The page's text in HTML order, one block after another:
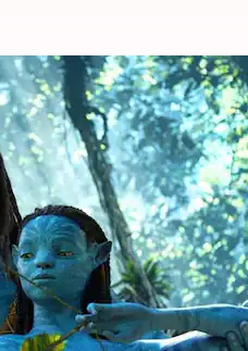
వెండితెర అద్భుతం
వే ఆఫ్ వాటర్అనే పేరుతో
అవతార్ మొదటి